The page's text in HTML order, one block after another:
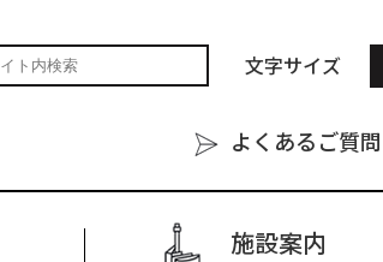
文字サイズ
よくあるご質問
施設案内